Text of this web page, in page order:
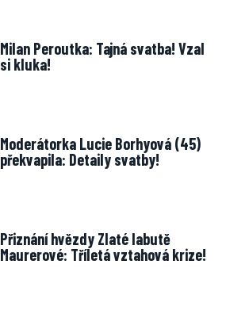
Milan Peroutka: Tajná svatba! Vzal
si kluka!
Moderátorka Lucie Borhyová (45)
překvapila: Detaily svatby!
Přiznání hvězdy Zlaté labutě
Maurerové: Tříletá vztahová krize!